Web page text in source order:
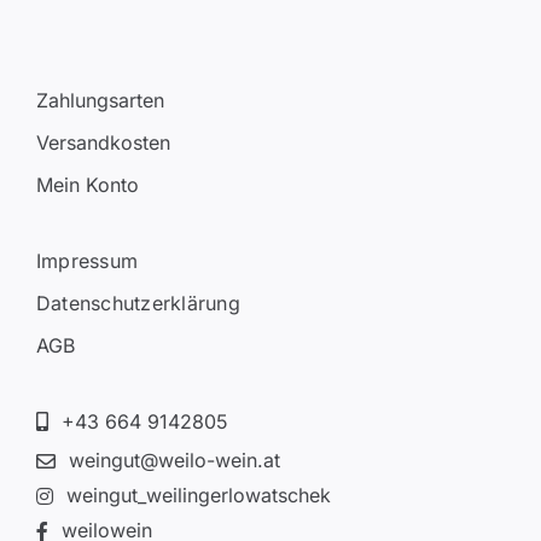
Zahlungsarten
Versandkosten
Mein Konto
Impressum
Datenschutzerklärung
AGB
+43 664 9142805
weingut@weilo-wein.at
weingut_weilingerlowatschek
weilowein